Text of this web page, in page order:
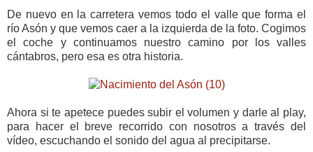
De nuevo en la carretera vemos todo el valle que forma el
río Asón y que vemos caer a la izquierda de la foto. Cogimos
el coche y continuamos nuestro camino por los valles
cántabros, pero esa es otra historia.
Ahora si te apetece puedes subir el volumen y darle al play,
para hacer el breve recorrido con nosotros a través del
vídeo, escuchando el sonido del agua al precipitarse.